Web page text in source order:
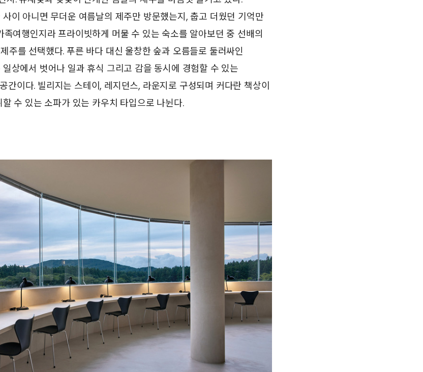
이 아니면 무더운 여름날의 제주만 방문했는지, 춥고 더웠던 기억만
족여행인지라 프라이빗하게 머물 수 있는 숙소를 알아보던 중 선배의
주를 선택했다. 푸른 바다 대신 울창한 숲과 오름들로 둘러싸인
상에서 벗어나 일과 휴식 그리고 감을 동시에 경험할 수 있는
이다. 빌리지는 스테이, 레지던스, 라운지로 구성되며 커다란 책상이
수 있는 소파가 있는 카우치 타입으로 나뉜다.